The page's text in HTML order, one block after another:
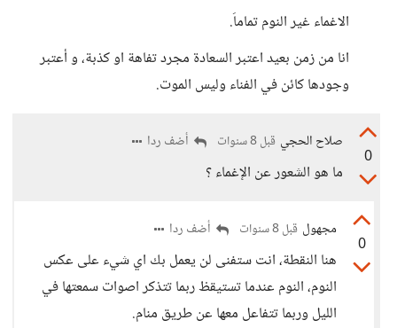
الاغماء غير النوم تماماَ.
انا من زمن بعيد اعتبر السعادة مجرد تفاهة او كذبة، و أعتبر
وجودها كائن في الفناء وليس الموت.
0
صلاح الحجي قبل 8 سنوات أضف ردا
ما هو الشعور عن الإغماء ؟
0
مجهول قبل 8 سنوات أضف ردا
هنا النقطة، انت ستفنى لن يعمل بك اي شيء على عكس
النوم، النوم عندما تستيقظ ربما تتذكر اصوات سمعتها في
الليل وربما تتفاعل معها عن طريق منام.